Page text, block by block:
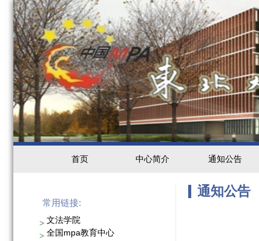
首页 中心简介 通知公告
常用链接:
> 文法学院
> 全国mpa教育中心
通知公告